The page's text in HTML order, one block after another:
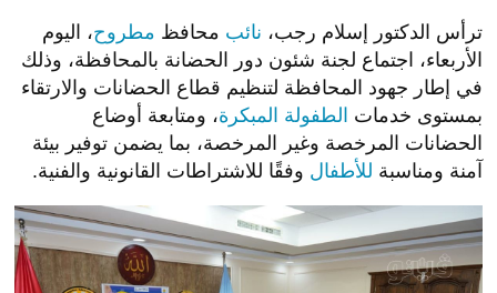
ترأس الدكتور إسلام رجب، نائب محافظ مطروح، اليوم
الأربعاء، اجتماع لجنة شئون دور الحضانة بالمحافظة، وذلك
في إطار جهود المحافظة لتنظيم قطاع الحضانات والارتقاء
بمستوى خدمات الطفولة المبكرة، ومتابعة أوضاع
الحضانات المرخصة وغير المرخصة، بما يضمن توفير بيئة
آمنة ومناسبة للأطفال وفقًا للاشتراطات القانونية والفنية.